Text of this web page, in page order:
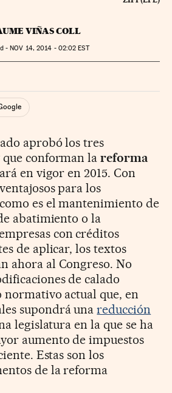
VIÑAS COLL
-NOV 14, 2014 - 02:02 EST
Twitter
Redes Sociales
aprobó los tres
que conforman lareforma
en vigor en 2015. Con
para los
es el mantenimiento de
abatimiento o la
con créditos
de aplicar, los textos
ahora al Congreso. No
de calado
actual que, en
supondrá unareducción
legislatura en la que se ha
aumento de impuestos
Estas son los
de la reforma